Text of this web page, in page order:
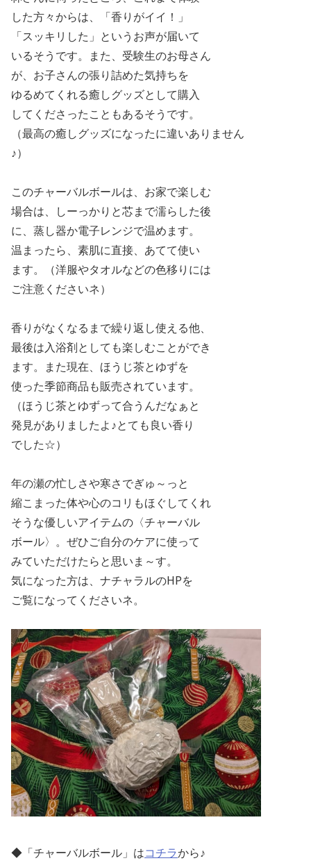
した方々からは、「香りがイイ！」
「スッキリした」というお声が届いて
いるそうです。また、受験生のお母さん
が、お子さんの張り詰めた気持ちを
ゆるめてくれる癒しグッズとして購入
してくださったこともあるそうです。
（最高の癒しグッズになったに違いありません
♪）
このチャーバルボールは、お家で楽しむ
場合は、しーっかりと芯まで濡らした後
に、蒸し器か電子レンジで温めます。
温まったら、素肌に直接、 あてて使い
ます。（洋服やタオルなどの色移りには
ご注意くださいネ）
香りがなくなるまで繰り返し使える他、
最後は入浴剤としても楽しむことができ
ます。また現在、ほうじ茶とゆずを
使った季節商品も販売されています。
（ほうじ茶とゆずって合うんだなぁと
発見がありましたよ♪とても良い香り
でした☆）
年の瀬の忙しさや寒さでぎゅ～っと
縮こまった体や心のコリもほぐしてくれ
そうな優しいアイテムの〈チャーバル
ボール〉。ぜひご自分のケアに使って
みていただけたらと思いま～す。
気になった方は、ナチャラルのHPを
ご覧になってくださいネ。
◆「チャーバルボール」はコチラから♪